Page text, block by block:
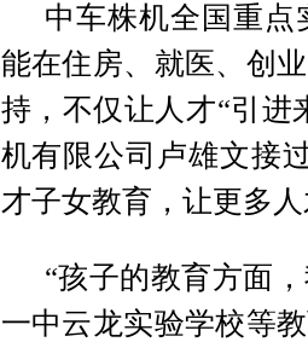
中车株机全国重
能在住房、就医、创
持，不仅让人才“引进
机有限公司卢雄文接
才子女教育，让更多
“孩子的教育方面
一中云龙实验学校等